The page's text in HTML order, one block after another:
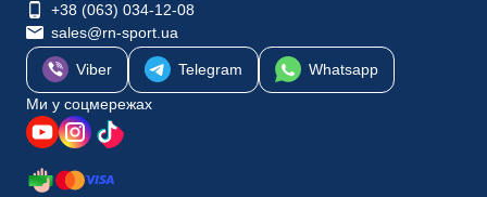
+38 (063) 034-12-08
sales@rn-sport.ua
Viber Telegram
Whatsapp
Ми у соцмережах